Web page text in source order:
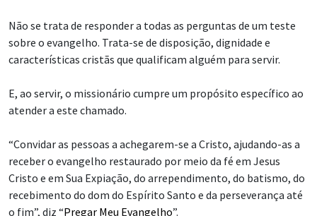
Não se trata de responder a todas as perguntas de um teste
sobre o evangelho. Trata-se de disposição, dignidade e
características cristãs que qualificam alguém para servir.
E, ao servir, o missionário cumpre um propósito específico ao
atender a este chamado.
“Convidar as pessoas a achegarem-se a Cristo, ajudando-as a
receber o evangelho restaurado por meio da fé em Jesus
Cristo e em Sua Expiação, do arrependimento, do batismo, do
recebimento do dom do Espírito Santo e da perseverança até
o fim”, diz “Pregar Meu Evangelho”.